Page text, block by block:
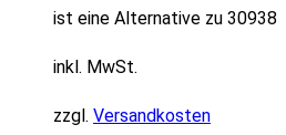
ist eine Alternative zu 30938
inkl. MwSt.
zzgl. Versandkosten